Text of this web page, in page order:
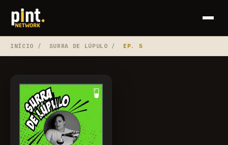
INÍCIO / SURRA DE LÚPULO / EP. 5